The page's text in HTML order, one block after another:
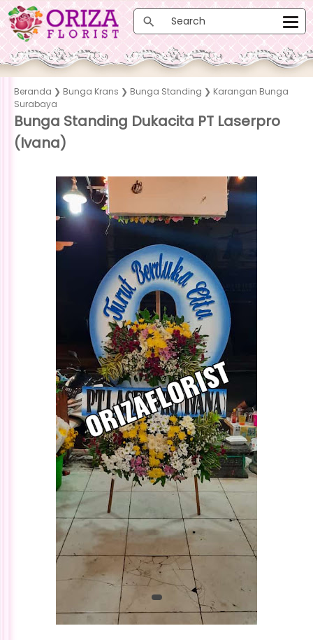
Beranda ❯ Bunga Krans ❯ Bunga Standing ❯ Karangan Bunga
Surabaya
Bunga Standing Dukacita PT Laserpro
(Ivana)